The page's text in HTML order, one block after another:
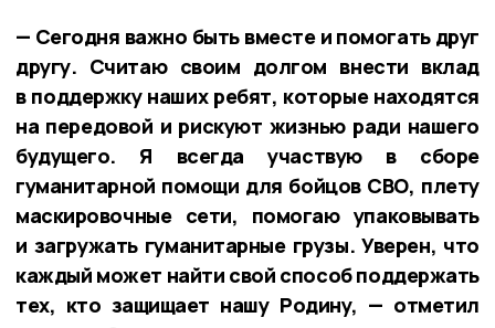
— Сегодня важно быть вместе и помогать друг
другу. Считаю своим долгом внести вклад
в поддержку наших ребят, которые находятся
на передовой и рискуют жизнью ради нашего
будущего. Я всегда участвую в сборе
гуманитарной помощи для бойцов СВО, плету
маскировочные сети, помогаю упаковывать
и загружать гуманитарные грузы. Уверен, что
каждый может найти свой способ поддержать
тех, кто защищает нашу Родину, — отметил